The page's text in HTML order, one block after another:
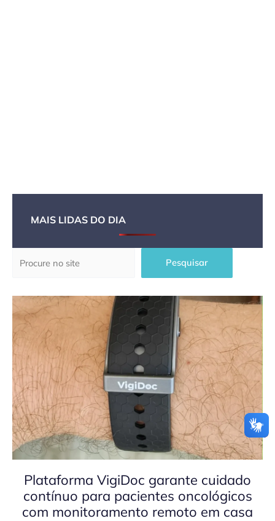
MAIS LIDAS DO DIA
Pesquisar
Plataforma VigiDoc garante cuidado
contínuo para pacientes oncológicos
com monitoramento remoto em casa